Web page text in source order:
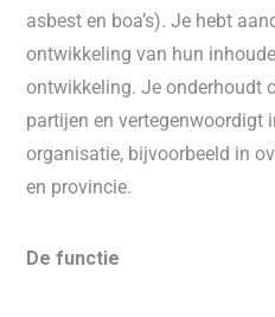
asbest en boa’s). Je hebt
ontwikkeling van hun
ontwikkeling. Je onderhoudt
partijen en vertegenwoordigt
organisatie, bijvoorbeeld in
en provincie.
De functie